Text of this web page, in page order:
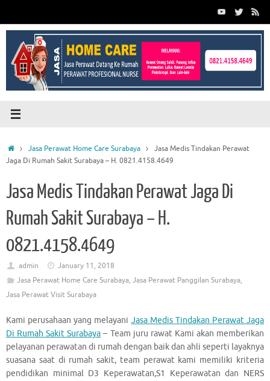
content
HomeJasa Perawat Home Care Surabaya
Jasa Medis Tindakan Perawat
Jaga Di Rumah Sakit Surabaya – H. 0821.4158.4649
Jasa Medis Tindakan Perawat Jaga Di
Rumah Sakit Surabaya – H.
0821.4158.4649
admin
January 11, 2018
Jasa Perawat Home Care Surabaya, Jasa Perawat Panggilan Surabaya,
Jasa Perawat Visit Surabaya
Kami perusahaan yang melayani Jasa Medis Tindakan Perawat Jaga
Di Rumah Sakit Surabaya – Team juru rawat Kami akan memberikan
pelayanan perawatan di rumah dengan baik dan ahli seperti layaknya
suasana saat di rumah sakit, team perawat kami memiliki kriteria
pendidikan minimal D3 Keperawatan,S1 Keperawatan dan NERS